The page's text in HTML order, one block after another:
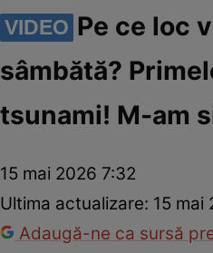
VIDEO Pe ce loc
sâmbătă?
tsunami! M-am
15 mai 2026 7:32
Ultima actualizare: 15 mai
Adaugă-ne ca sursă